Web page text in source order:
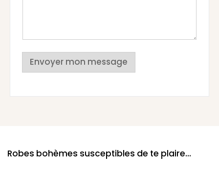
Envoyer mon message
Robes bohèmes susceptibles de te plaire...